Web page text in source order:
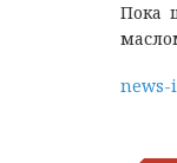
Пока
news-